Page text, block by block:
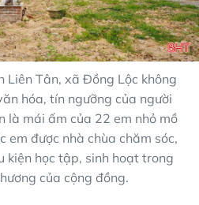
Liên Tân, xã Đồng Lộc không
hóa, tín ngưỡng của người
là mái ấm của 22 em nhỏ mồ
em được nhà chùa chăm sóc,
kiện học tập, sinh hoạt trong
của cộng đồng.